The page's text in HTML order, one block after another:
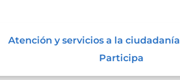
Atención y servicios a la ciudadanía
Participa
información